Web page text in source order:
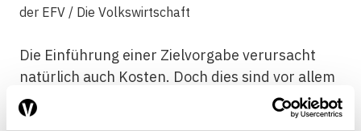
der EFV / Die Volkswirtschaft
Die Einführung einer Zielvorgabe verursacht
natürlich auch Kosten. Doch dies sind vor allem
moderate Vollzugskosten, die hauptsächlich in
der Datenbeschaffung durch die